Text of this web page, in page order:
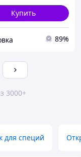
Купить
89%
3000+
для специй